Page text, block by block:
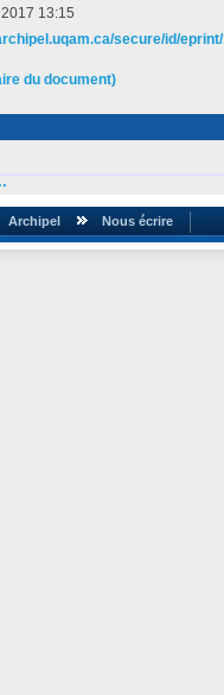
13:15
secure/id/
du document)
Archipel Nous écrire